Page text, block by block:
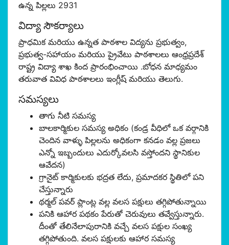
ఉన్న పిల్లలు 2931
విద్యా సౌకర్యాలు
ప్రాధమిక మరియు ఉన్నత పాఠశాల విద్యను ప్రభుత్వం,
ప్రభుత్వ-సహాయం మరియు ప్రైవేటు పాఠశాలలు ఆంధ్రప్రదేశ్
రాష్ట్ర విద్యా శాఖ కింద ప్రారంభించాయి .బోధన మాధ్యమం
తరువాత వివిధ పాఠశాలలు ఇంగ్లీష్ మరియు తెలుగు.
సమస్యలు
తాగు నీటి సమస్య
బాలకార్మికుల సమస్య అధికం (కండ్ర వీధిలో ఒక వర్గానికి
చెందిన వాళ్ళు పిల్లలను అధికంగా కనడం వల్ల ప్రజలు
ఎన్నో ఇబ్బందులు ఎదుర్కోవలసి వస్తోందని స్థానికుల
ఆవేదన)
గ్రానైట్ కార్మికులకు భద్రత లేదు, ప్రమాదకర స్థితిలో పని
చేస్తున్నారు
థర్మల్ పవర్ ప్లాంట్ల వల్ల వలస పక్షులు తగ్గిపోతున్నాయి
పనికి ఆహార పథకం పేరుతో చెరువులు తవ్వేస్తున్నారు.
దీంతో తేలినేలాపురానికి వచ్చే వలస పక్షుల సంఖ్య
తగ్గిపోతుంది. వలస పక్షులకు ఆహార సమస్య